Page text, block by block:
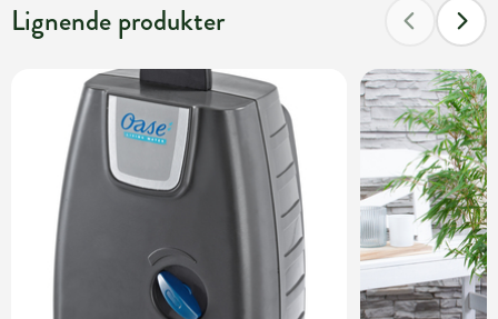
Lignende produkter